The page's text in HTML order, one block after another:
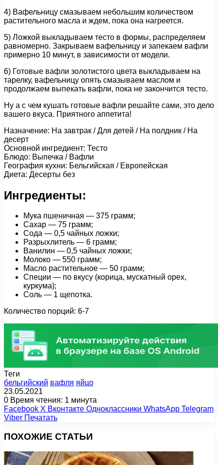
4) Вафельницу смазываем небольшим количеством
растительного масла и ждем, пока она нагреется.
5) Ложкой выкладываем тесто в формы, распределяем
равномерно. Закрываем вафельницу и запекаем вафли
примерно 10 минут, в зависимости от модели.
6) Готовые вафли золотистого цвета выкладываем на
тарелку, вафельницу опять смазываем маслом и
продолжаем выпекать вафли, пока не закончится тесто.
Ну а с чем кушать готовые вафли решайте сами, это дело
вашего вкуса. Приятного аппетита!
Назначение: На завтрак / Для детей / На полдник / На
десерт
Основной ингредиент: Тесто
Блюдо: Выпечка / Вафли
География кухни: Бельгийская / Европейская
Диета: Десерты без
Ингредиенты:
Мука пшеничная — 375 грамм;
Сахар — 75 грамм;
Сода — 0,5 чайных ложки;
Разрыхлитель — 6 грамм;
Ванилин — 0,5 чайных ложки;
Молоко — 550 грамм;
Масло растительное — 50 грамм;
Специи — по вкусу (корица, мускатный орех,
куркума);
Соль — 1 щепотка.
Количество порций: 6-7
Теги
бельгийский вафля яйцо
23.05.2021
0 Время чтения: 1 минута
Facebook X Вконтакте Одноклассники WhatsApp Telegram
Viber Печатать
ПОХОЖИЕ СТАТЬИ